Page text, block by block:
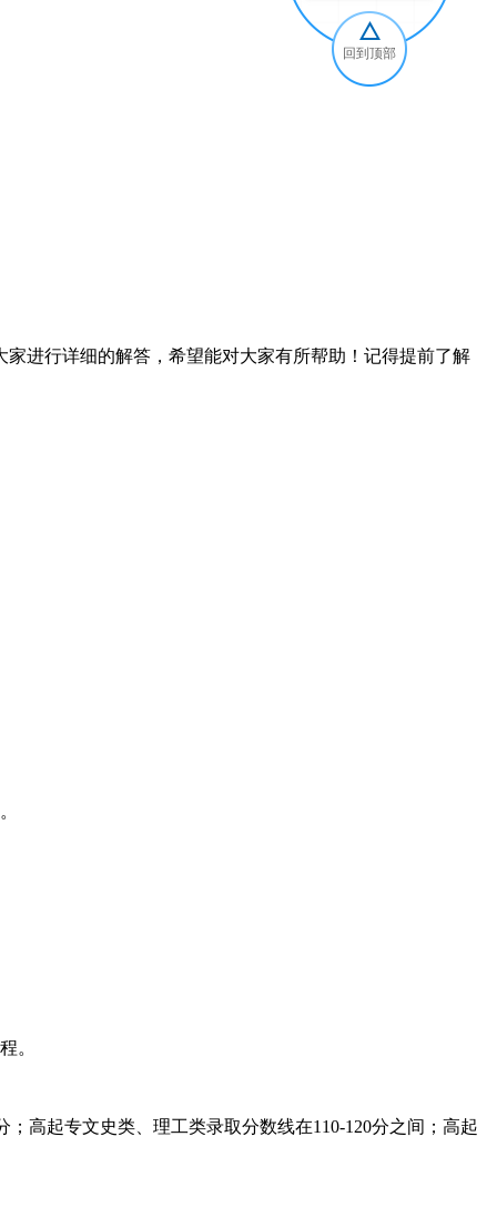
进行详细的解答，希望能对大家有所帮助！记得提前了解
。
高起专文史类、理工类录取分数线在110-120分之间；高起
回到顶部